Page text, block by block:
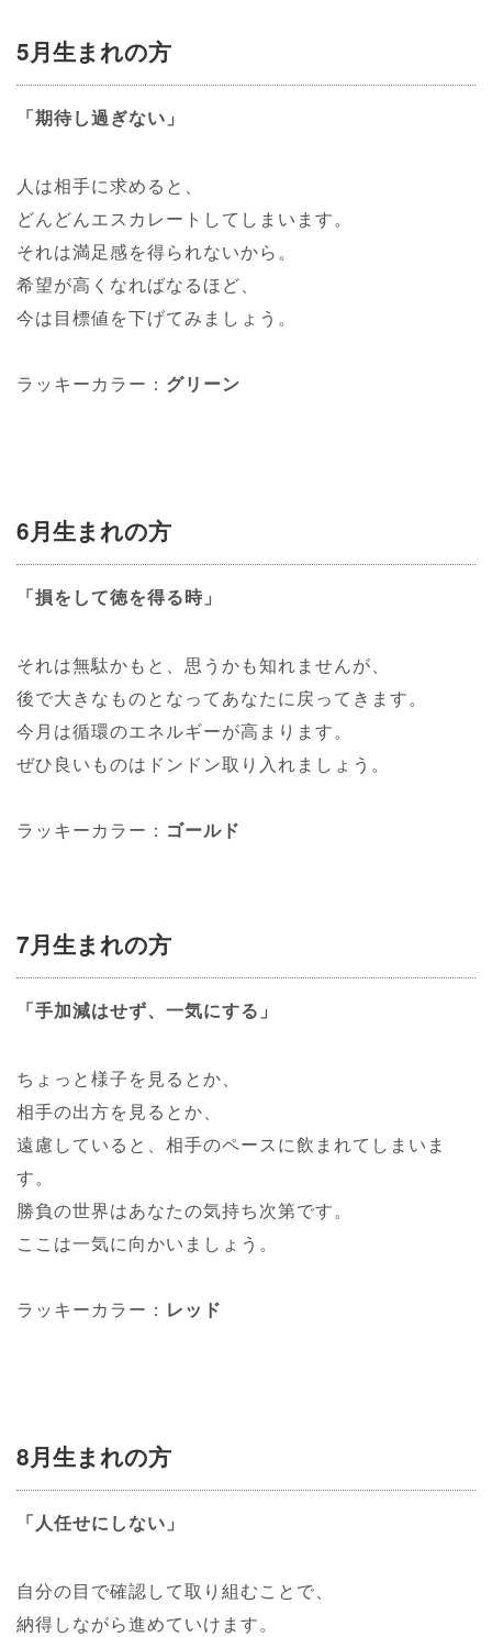
5月生まれの方
「期待し過ぎない」
人は相手に求めると、
どんどんエスカレートしてしまいます。
それは満足感を得られないから。
希望が高くなればなるほど、
今は目標値を下げてみましょう。
ラッキーカラー： グリーン
6月生まれの方
「損をして徳を得る時」
それは無駄かもと、思うかも知れませんが、
後で大きなものとなってあなたに戻ってきます。
今月は循環のエネルギーが高まります。
ぜひ良いものはドンドン取り入れましょう。
ラッキーカラー： ゴールド
7月生まれの方
「手加減はせず、一気にする」
ちょっと様子を見るとか、
相手の出方を見るとか、
遠慮していると、相手のペースに飲まれてしまいま
す。
勝負の世界はあなたの気持ち次第です。
ここは一気に向かいましょう。
ラッキーカラー： レッド
8月生まれの方
「人任せにしない」
自分の目で確認して取り組むことで、
納得しながら進めていけます。